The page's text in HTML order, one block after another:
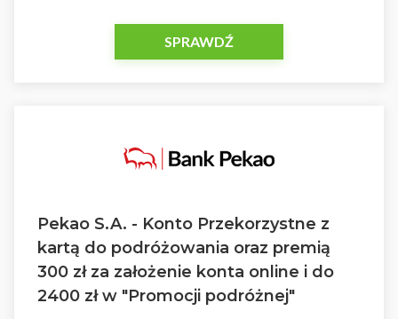
SPRAWDŹ
Pekao S.A. - Konto Przekorzystne z
kartą do podróżowania oraz premią
300 zł za założenie konta online i do
2400 zł w "Promocji podróżnej"